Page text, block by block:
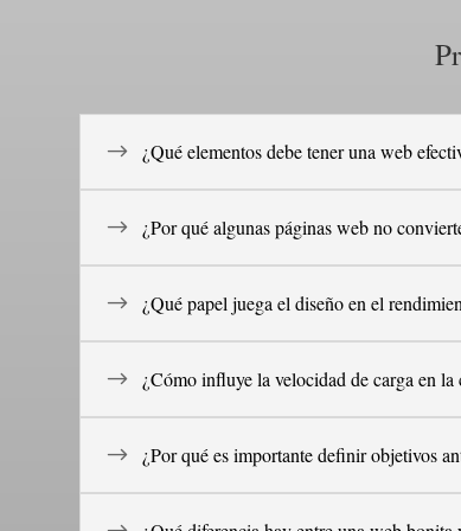
¿Qué elementos debe tener una web
¿Por qué algunas páginas web no
¿Qué papel juega el diseño en el
¿Cómo influye la velocidad de carga en
¿Por qué es importante definir objetivos